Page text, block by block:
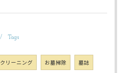
Tags
クリーニング お墓掃除 墓誌